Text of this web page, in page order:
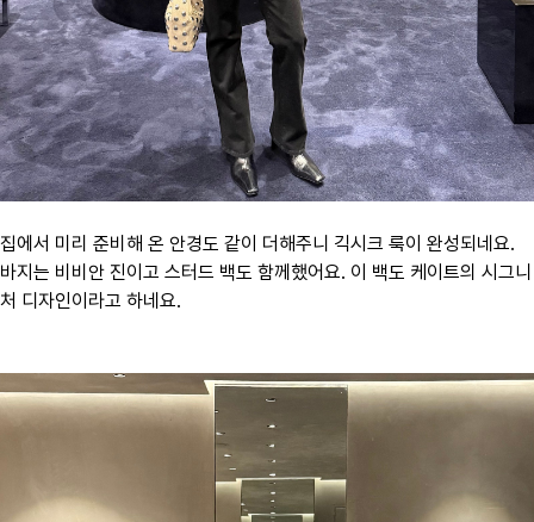
집에서 미리 준비해 온 안경도 같이 더해주니 긱시크 룩이 완성되네요.
바지는 비비안 진이고 스터드 백도 함께했어요. 이 백도 케이트의 시그니
처 디자인이라고 하네요.